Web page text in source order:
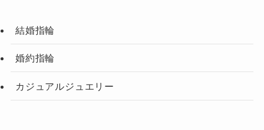
結婚指輪
婚約指輪
カジュアルジュエリー